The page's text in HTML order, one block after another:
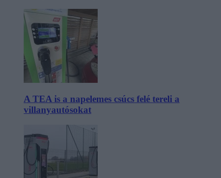
A TEA is a napelemes csúcs felé tereli a
villanyautósokat